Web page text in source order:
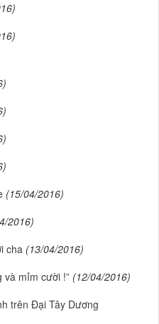
(15/04/2016)
2016)
cha (13/04/2016)
và mỉm cười !” (12/04/2016)
trên Đại Tây Dương